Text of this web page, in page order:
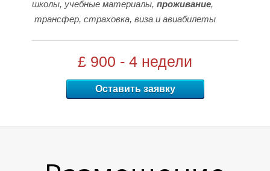
школы, учебные материалы, проживание,
трансфер, страховка, виза и авиабилеты
£ 900 - 4 недели
Оставить заявку